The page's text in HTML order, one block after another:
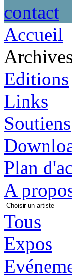
contact
Accueil
Archives
Editions
Links
Soutiens
Plan
A
Tous
Expos